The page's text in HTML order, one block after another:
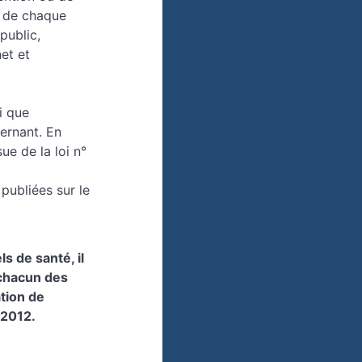
chaque
et
que
En
de la loi n°
sur le
de santé, il
des
de